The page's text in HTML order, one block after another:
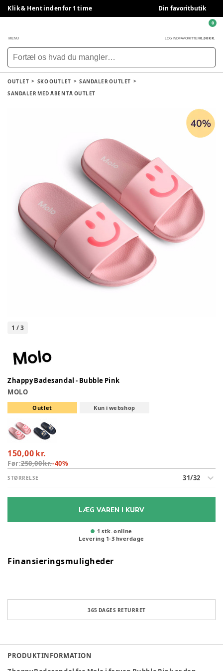
Klik & Hent indenfor 1 time Din favoritbutik
MENU LOG INDFAVORITTER0,00 KR.
0
OUTLET SKO OUTLET
SANDALER OUTLET
SANDALER MED ÅBEN TÅ OUTLET
1 /3
Zhappy Badesandal - Bubble Pink
MOLO
Outlet Kun i webshop
150,00 kr.
Før:250,00 kr.-40%
STØRRELSE 31/32
LÆG VAREN I KURV
1 stk. online
Levering 1-3 hverdage
Finansieringsmuligheder
365 DAGES RETURRET
PRODUKTINFORMATION